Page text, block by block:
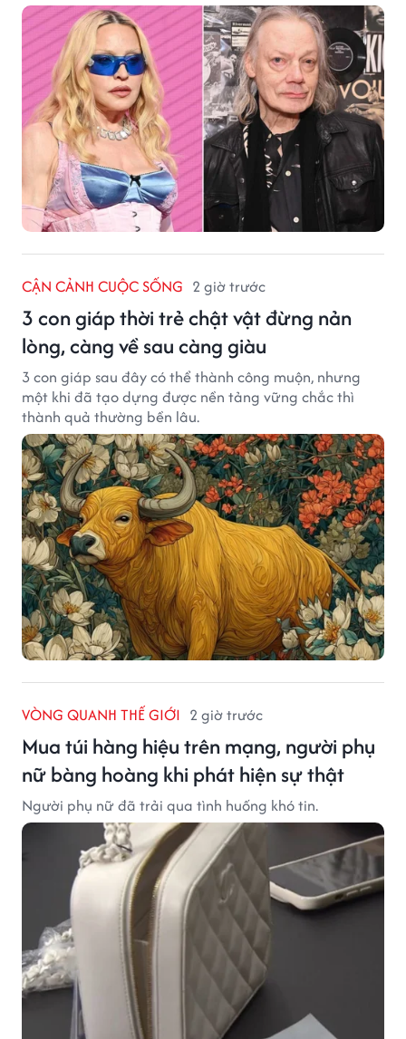
CẬN CẢNH CUỘC SỐNG 2 giờ trước
3 con giáp thời trẻ chật vật đừng nản
lòng, càng về sau càng giàu
3 con giáp sau đây có thể thành công muộn, nhưng
một khi đã tạo dựng được nền tảng vững chắc thì
thành quả thường bền lâu.
VÒNG QUANH THẾ GIỚI 2 giờ trước
Mua túi hàng hiệu trên mạng, người phụ
nữ bàng hoàng khi phát hiện sự thật
Người phụ nữ đã trải qua tình huống khó tin.